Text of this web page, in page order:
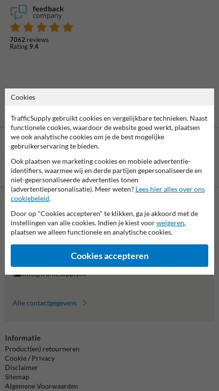
7062 reviews
Rating 9.4
Betaling achteraf
Neem contact met ons op
Wij zijn op werkdagen (van 8.00 tot 17.00) te bereiken op 038-
7920070.
Vragen? Stuur een e-mail naarinfo@trafficsupply.nlof vul het
formulier in en we reageren zo spoedig mogelijk.
info@trafficsupply.nl
Alle contactgegevens
Informatie
Product(en) retourneren
Cookie / Privacy
Disclaimer
Sitemap
Algemene Voorwaarden
Cookies
TrafficSupply gebruikt cookies en vergelijkbare technieken. Naast
functionele cookies, waardoor de website goed werkt, plaatsen
we ook analytische cookies om je de best mogelijke
gebruikerservaring te bieden.
Ook plaatsen we marketing cookies en mobiele advertentie-
identifiers, waarmee wij en derde partijen gepersonaliseerde en
niet-gepersonaliseerde advertenties tonen
(advertentiepersonalisatie). Meer weten? Lees hier alles over ons
cookiebeleid.
Door op "Cookies accepteren" te klikken, ga je akkoord met de
instellingen van alle cookies. Indien je kiest voorweigeren,
plaatsen we alleen functionele en analytische cookies.
Cookies accepteren